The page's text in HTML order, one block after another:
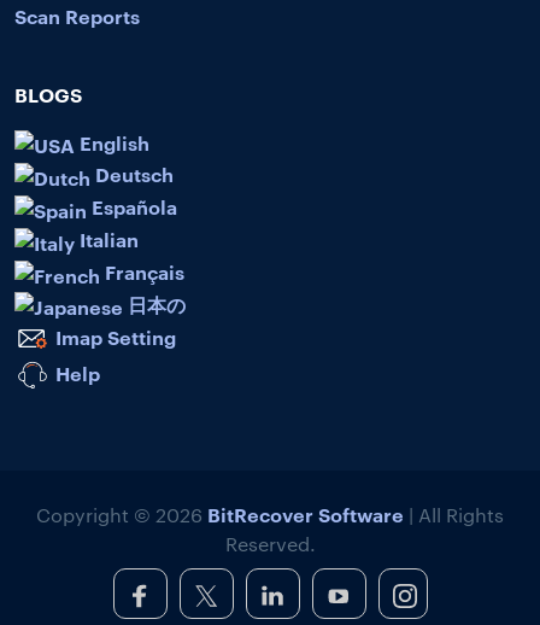
Scan Reports
BLOGS
English
Deutsch
Española
Italian
Français
日本の
Imap Setting
Help
Copyright © 2026 BitRecover Software | All Rights
Reserved.